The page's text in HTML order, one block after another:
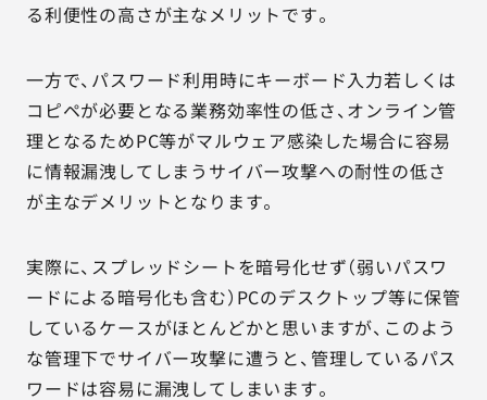
る利便性の高さが主なメリットです。
一方で、パスワード利用時にキーボード入力若しくは
コピペが必要となる業務効率性の低さ、オンライン管
理となるためPC等がマルウェア感染した場合に容易
に情報漏洩してしまうサイバー攻撃への耐性の低さ
が主なデメリットとなります。
実際に、スプレッドシートを暗号化せず（弱いパスワ
ードによる暗号化も含む）PCのデスクトップ等に保管
しているケースがほとんどかと思いますが、このよう
な管理下でサイバー攻撃に遭うと、管理しているパス
ワードは容易に漏洩してしまいます。